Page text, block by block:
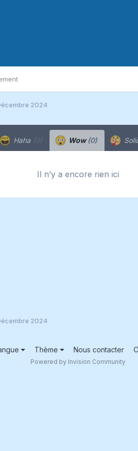
2024
Haha (0) Wow(0)
Il n’y a encore rien ici
2024
Thème Nous contacter
Powered by Invision Community